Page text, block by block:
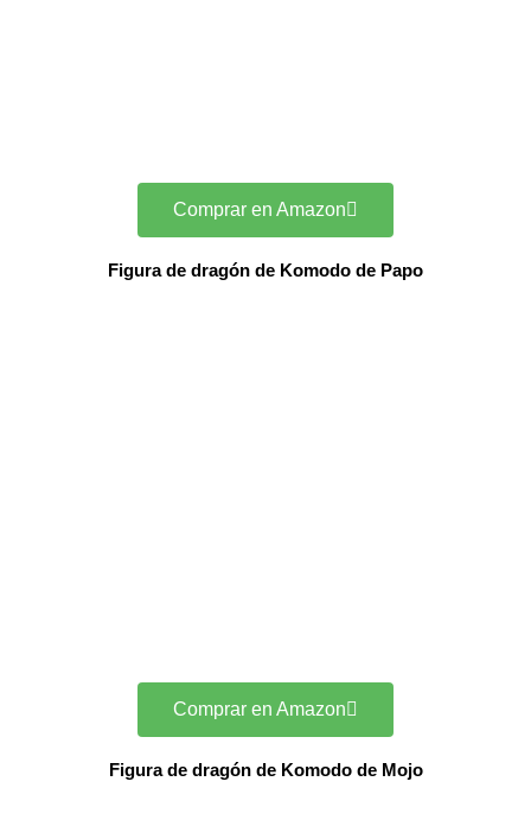
Comprar en Amazon
Figura de dragón de Komodo de Papo
Comprar en Amazon
Figura de dragón de Komodo de Mojo